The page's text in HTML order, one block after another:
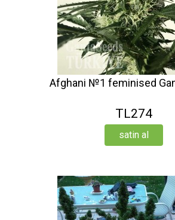
Afghani №1 feminised
TL274
satin al